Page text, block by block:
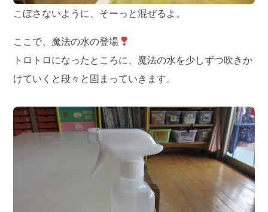
こぼさないように、そーっと混ぜるよ。
ここで、魔法の水の登場
トロトロになったところに、魔法の水を少しずつ吹きか
けていくと段々と固まっていきます。